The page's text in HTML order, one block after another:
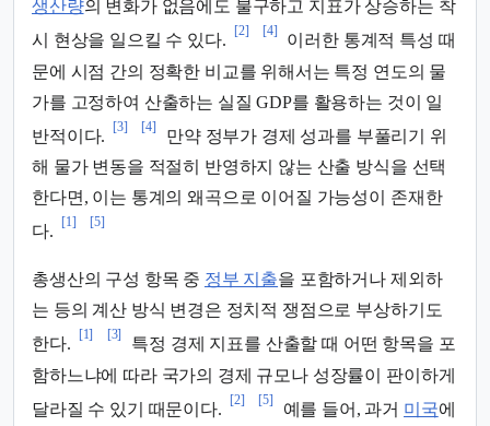
생산량의 변화가 없음에도 불구하고 지표가 상승하는 착
시 현상을 일으킬 수 있다.
[2] [4]
이러한 통계적 특성 때
문에 시점 간의 정확한 비교를 위해서는 특정 연도의 물
가를 고정하여 산출하는 실질 GDP를 활용하는 것이 일
반적이다.
[3] [4]
만약 정부가 경제 성과를 부풀리기 위
해 물가 변동을 적절히 반영하지 않는 산출 방식을 선택
한다면, 이는 통계의 왜곡으로 이어질 가능성이 존재한
다.
[1] [5]
총생산의 구성 항목 중 정부 지출을 포함하거나 제외하
는 등의 계산 방식 변경은 정치적 쟁점으로 부상하기도
한다.
[1] [3]
특정 경제 지표를 산출할 때 어떤 항목을 포
함하느냐에 따라 국가의 경제 규모나 성장률이 판이하게
달라질 수 있기 때문이다.
[2] [5]
예를 들어, 과거 미국에